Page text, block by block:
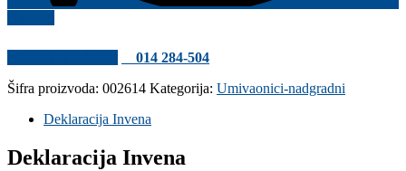
014 284-504
Šifra proizvoda: 002614 Kategorija: Umivaonici-nadgradni
Deklaracija Invena
Deklaracija Invena